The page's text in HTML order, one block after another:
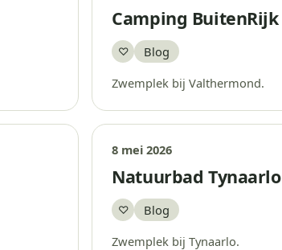
Camping BuitenRijk
♡
Bewaar
Blog
Zwemplek bij Valthermond.
8 mei 2026
Natuurbad Tynaarlo
♡
Bewaar
Blog
Zwemplek bij Tynaarlo.